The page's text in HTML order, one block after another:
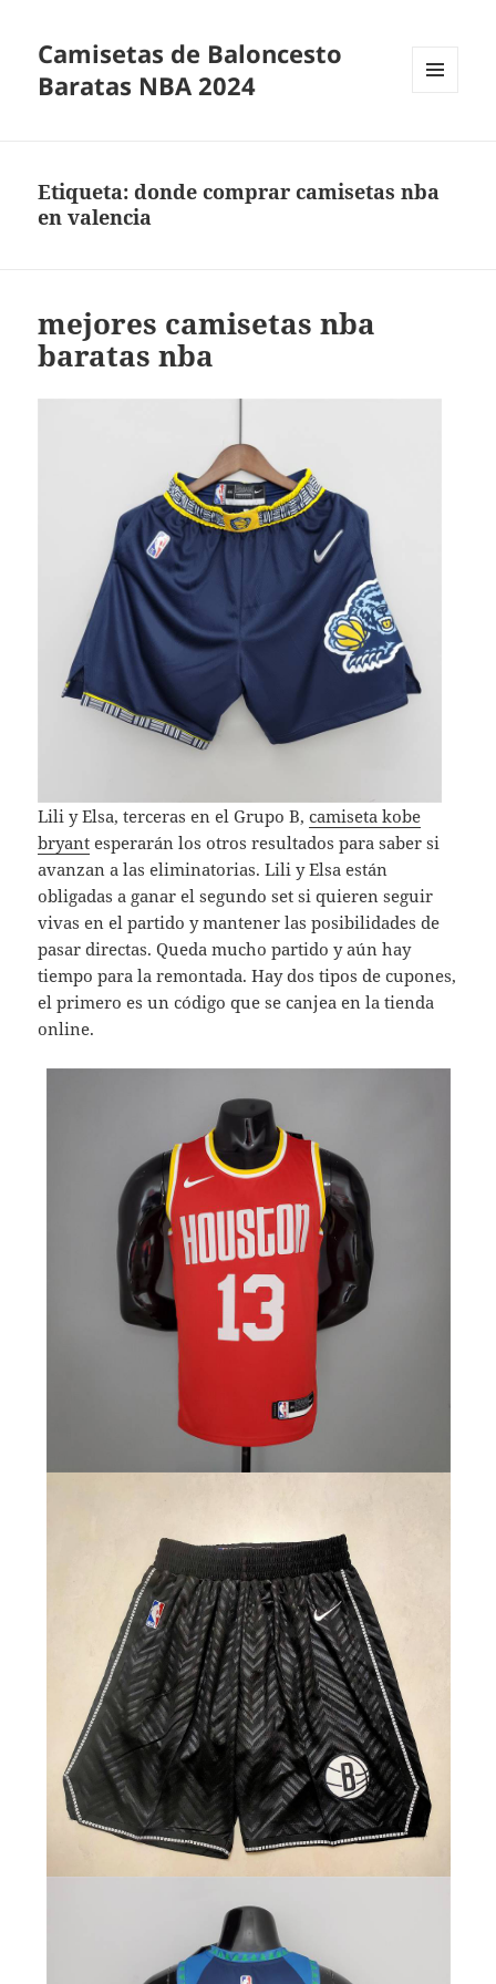
Camisetas de Baloncesto
Baratas NBA 2024
Etiqueta:donde comprar camisetas nba
en valencia
mejores camisetas nba
baratas nba
Lili y Elsa, terceras en el Grupo B,camiseta kobe
bryant esperarán los otros resultados para saber si
avanzan a las eliminatorias. Lili y Elsa están
obligadas a ganar el segundo set si quieren seguir
vivas en el partido y mantener las posibilidades de
pasar directas. Queda mucho partido y aún hay
tiempo para la remontada. Hay dos tipos de cupones,
el primero es un código que se canjea en la tienda
online.